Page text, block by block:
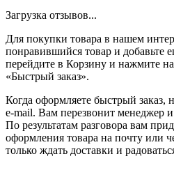
Загрузка отзывов...
Для покупки товара в нашем
понравившийся товар и добавьте
перейдите в Корзину и нажмите
«Быстрый заказ».
Когда оформляете быстрый
e-mail. Вам перезвонит менеджер и
По результатам разговора вам
оформления товара на почту или
только ждать доставки и